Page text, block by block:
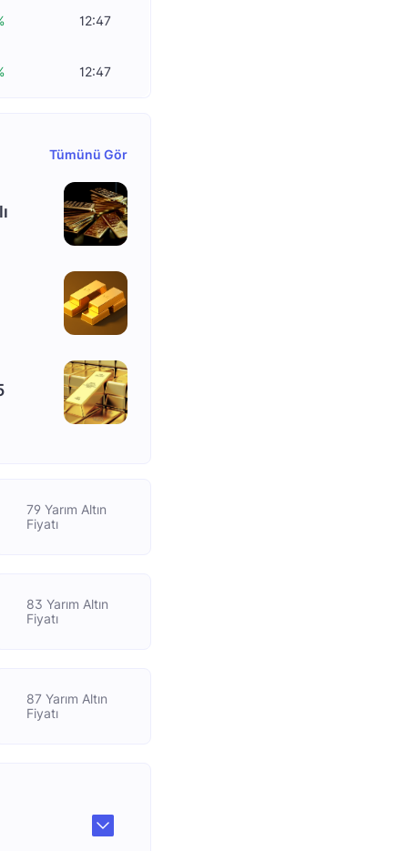
12:47
12:47
Tümünü Gör
79 Yarım Altın
Fiyatı
83 Yarım Altın
Fiyatı
87 Yarım Altın
Fiyatı